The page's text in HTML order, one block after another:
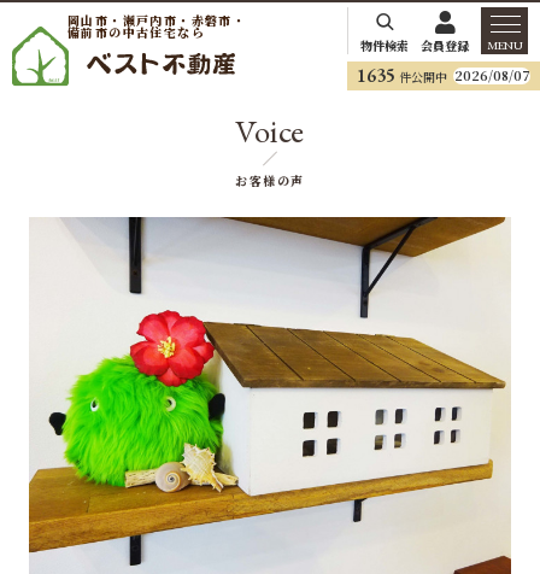
岡山市・瀬戸内市・赤磐市・
備前市の中古住宅なら
物件検索 会員登録 MENU
1635 件公開中 2026/08/07
Voice
お客様の声